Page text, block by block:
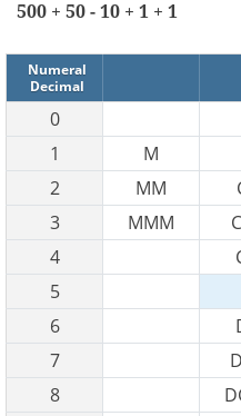
500 + 50 - 10 + 1 + 1
Numeral
Decimal
0
1
M
2
MM
3
MMM
4
5
6
7
8